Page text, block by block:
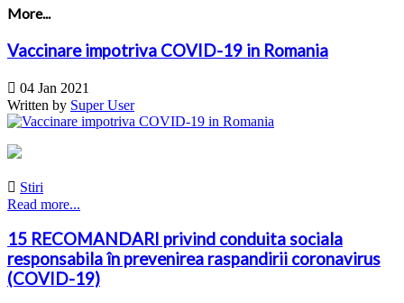
More...
Vaccinare impotriva COVID-19 in Romania
 04 Jan 2021
Written by Super User
 Stiri
Read more...
15 RECOMANDARI privind conduita sociala
responsabila în prevenirea raspandirii coronavirus
(COVID-19)